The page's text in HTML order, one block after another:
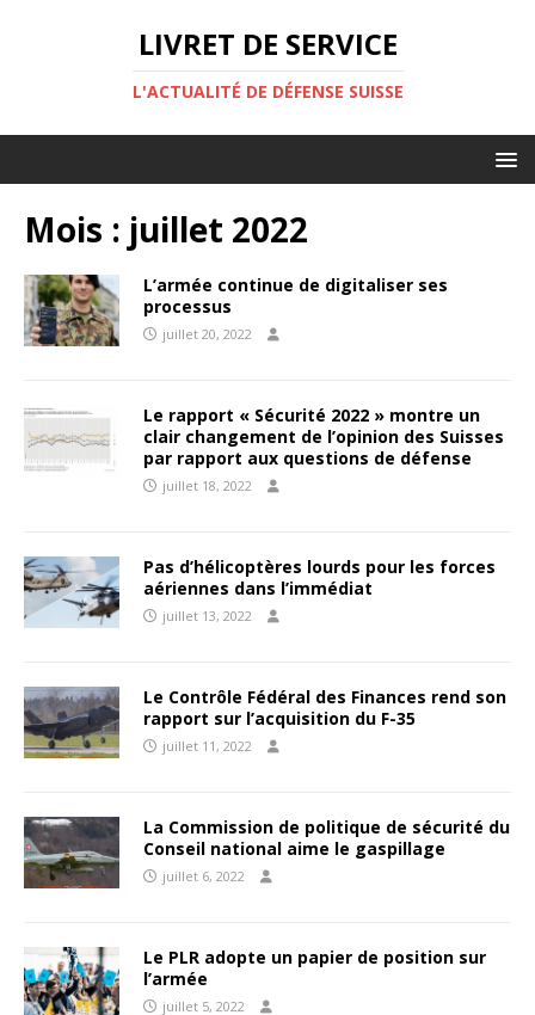
LIVRET DE SERVICE
L'ACTUALITÉ DE DÉFENSE SUISSE
Mois : juillet 2022
L’armée continue de digitaliser ses
processus
juillet 20, 2022
Le rapport « Sécurité 2022 » montre un
clair changement de l’opinion des Suisses
par rapport aux questions de défense
juillet 18, 2022
Pas d’hélicoptères lourds pour les forces
aériennes dans l’immédiat
juillet 13, 2022
Le Contrôle Fédéral des Finances rend son
rapport sur l’acquisition du F-35
juillet 11, 2022
La Commission de politique de sécurité du
Conseil national aime le gaspillage
juillet 6, 2022
Le PLR adopte un papier de position sur
l’armée
juillet 5, 2022